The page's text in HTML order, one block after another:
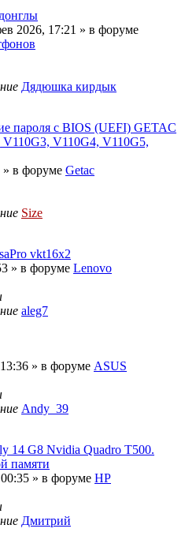
2026, 17:21 » в форуме
Дядюшка кирдык
пароля с BIOS (UEFI) GETAC
V110G4, V110G5,
» в форуме Getac
Size
vkt16x2
» в форуме Lenovo
aleg7
» в форуме ASUS
Andy_39
14 G8 Nvidia Quadro T500.
памяти
» в форуме HP
Дмитрий